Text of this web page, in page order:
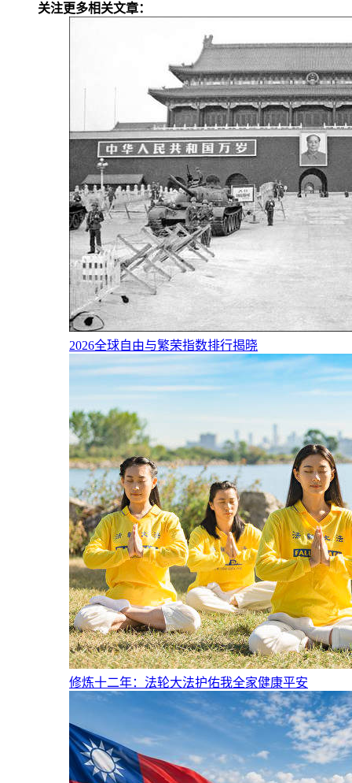
关注更多相关文章：
2026全球自由与繁荣指数排行揭晓
修炼十二年：法轮大法护佑我全家健康平安